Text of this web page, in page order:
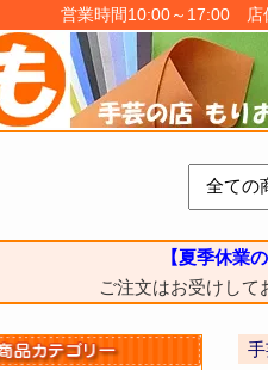
営業時間10:00～17:00 店
【夏季休業
ご注文はお受けして